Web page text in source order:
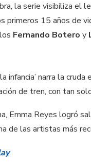
la serie visibiliza el
15 años de
Fernando Botero y
narra la
de tren, con tan
Emma Reyes logró
de las artistas más